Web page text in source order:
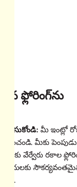
ఫ్లోరింగ్‌ను
తీసుకోండి:మీ ఇంట్లో
మీకు పెంపుడు
వేర్వేరు రకాల